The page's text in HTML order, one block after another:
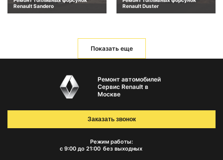
Renault Sandero
Renault Duster
Показать еще
Ремонт автомобилей
Сервис Renault в
Москве
Режим работы:
с 9:00 до 21:00 без выходных
Заказать звонок